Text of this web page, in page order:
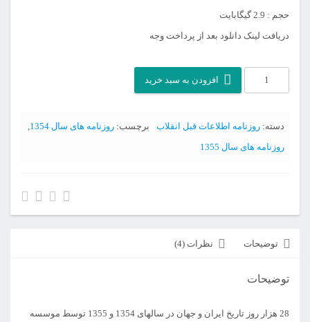
حجم : 2.9 گیگابایت
دریافت لینک دانلود بعد از پرداخت وجه
عدد
افزودن به سبد خرید
دسته: روزنامه اطلاعات قبل انقلاب برچسب: روزنامه های سال 1354
,
روزنامه های سال 1355
توضیحات نظرات (4)
توضیحات
28 هزار روز تاریخ ایران و جهان در سالهای 1354 و 1355 توسط موسسه